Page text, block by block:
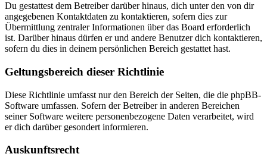
Du gestattest dem Betreiber darüber hinaus, dich unter den von dir
angegebenen Kontaktdaten zu kontaktieren, sofern dies zur
Übermittlung zentraler Informationen über das Board erforderlich
ist. Darüber hinaus dürfen er und andere Benutzer dich kontaktieren,
sofern du dies in deinem persönlichen Bereich gestattet hast.
Geltungsbereich dieser Richtlinie
Diese Richtlinie umfasst nur den Bereich der Seiten, die die phpBB-
Software umfassen. Sofern der Betreiber in anderen Bereichen
seiner Software weitere personenbezogene Daten verarbeitet, wird
er dich darüber gesondert informieren.
Auskunftsrecht